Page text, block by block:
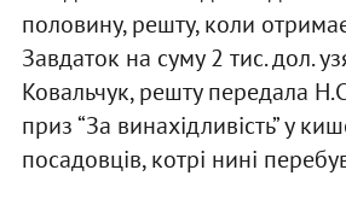
половину, решту, коли
Завдаток на суму 2 тис. дол.
Ковальчук, решту передала
приз “За винахідливість” у
посадовців, котрі нині